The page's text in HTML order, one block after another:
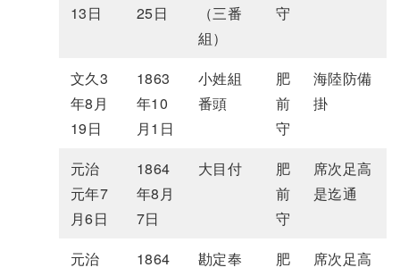
13日
25日
（三番
組）
守
文久3
年8月
19日
1863
年10
月1日
小姓組
番頭
肥
前
守
海陸防備
掛
元治
元年7
月6日
1864
年8月
7日
大目付
肥
前
守
席次足高
是迄通
元治
1864
勘定奉
肥
席次足高